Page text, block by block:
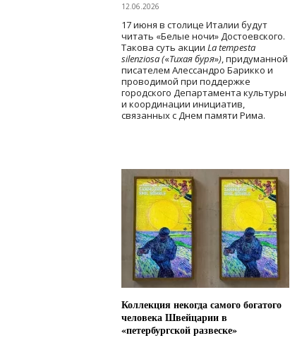
12.06.2026
17 июня в столице Италии будут
читать «Белые ночи» Достоевского.
Такова суть акции La tempesta
silenziosa («Тихая буря»), придуманной
писателем Алессандро Барикко и
проводимой при поддержке
городского Департамента культуры
и координации инициатив,
связанных с Днем памяти Рима.
Коллекция некогда самого богатого
человека Швейцарии в
«петербургской развеске»